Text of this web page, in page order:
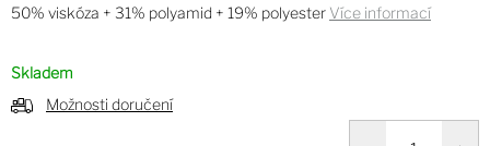
50% viskóza + 31% polyamid + 19% polyester Více informací
Skladem
Možnosti doručení